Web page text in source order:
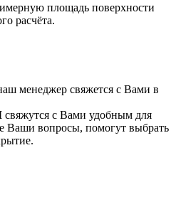
площадь поверхности
расчёта.
менеджер свяжется с Вами в
свяжутся с Вами удобным для
Ваши вопросы, помогут выбрать